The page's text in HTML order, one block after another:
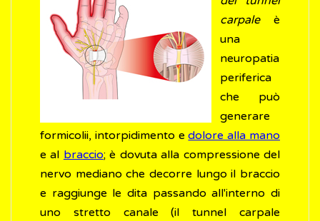
carpaleè
una
neuropatia
periferica
che può
generare
formicolii, intorpidimento edolore alla mano
e al braccio; è dovuta alla compressione del
nervo mediano che decorre lungo il braccio
e raggiunge le dita passando all'interno di
uno stretto canale (il tunnel carpale